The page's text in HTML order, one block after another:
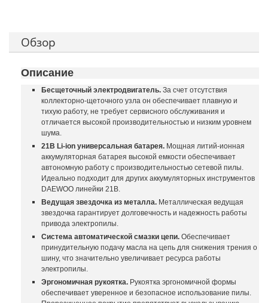
Обзор
Описание
Бесщеточный электродвигатель. За счет отсутствия
коллекторно-щеточного узла он обеспечивает плавную и
тихую работу, не требует сервисного обслуживания и
отличается высокой производительностью и низким уровнем
шума.
21В Li-ion универсальная батарея. Мощная литий-ионная
аккумуляторная батарея высокой емкости обеспечивает
автономную работу с производительностью сетевой пилы.
Идеально подходит для других аккумуляторных инструментов
DAEWOO линейки 21В.
Ведущая звездочка из металла. Металлическая ведущая
звездочка гарантирует долговечность и надежность работы
привода электропилы.
Система автоматической смазки цепи. Обеспечивает
принудительную подачу масла на цепь для снижения трения о
шину, что значительно увеличивает ресурса работы
электропилы.
Эргономичная рукоятка. Рукоятка эргономичной формы
обеспечивает уверенное и безопасное использование пилы.